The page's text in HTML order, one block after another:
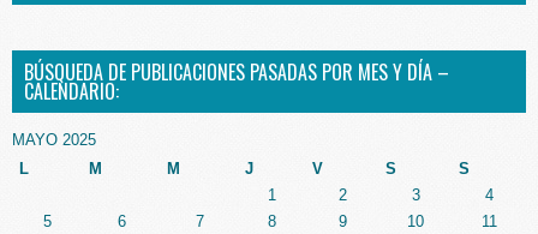
BÚSQUEDA DE PUBLICACIONES PASADAS POR MES Y DÍA –
CALENDARIO:
MAYO 2025
L
M M J V S S
1 2 3
4
5
6 7 8 9 10
11